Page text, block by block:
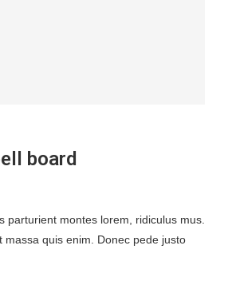
board
parturient montes lorem, ridiculus mus.
quis enim. Donec pede justo